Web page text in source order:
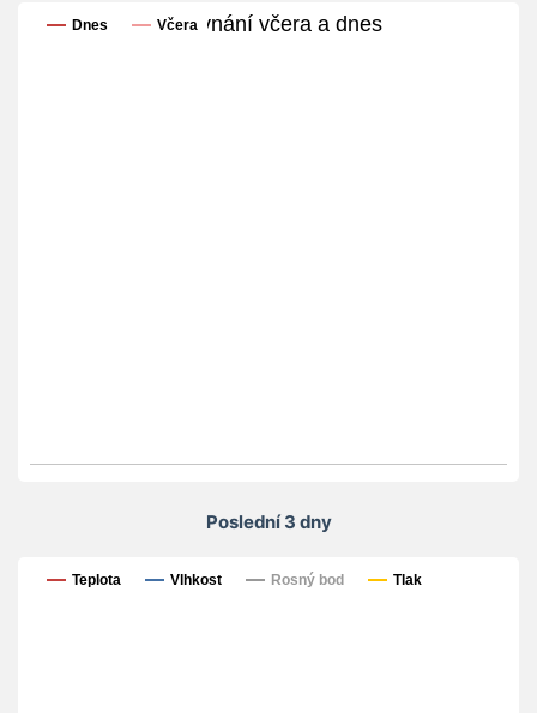
Porovnání včera a dnes
Dnes Včera
Poslední 3 dny
Poslední 3 dny
Teplota Vlhkost Rosný bod Tlak